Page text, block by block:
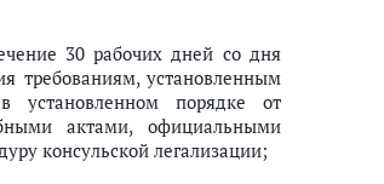
30 рабочих дней со дня
требованиям, установленным
установленном порядке от
актами, официальными
консульской легализации;